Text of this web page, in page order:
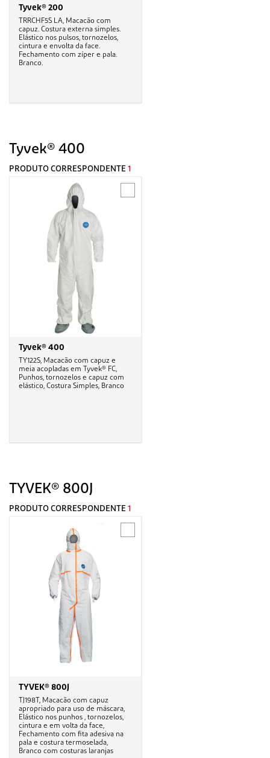
Tyvek® 200
TRRCHF5S LA, Macacão com
capuz. Costura externa simples.
Elástico nos pulsos, tornozelos,
cintura e envolta da face.
Fechamento com zíper e pala.
Branco.
Tyvek® 400
PRODUTO CORRESPONDENTE 1
Tyvek® 400
TY122S, Macacão com capuz e
meia acopladas em Tyvek® FC,
Punhos, tornozelos e capuz com
elástico, Costura Simples, Branco
TYVEK® 800J
PRODUTO CORRESPONDENTE 1
TYVEK® 800J
TJ198T, Macacão com capuz
apropriado para uso de máscara,
Elástico nos punhos , tornozelos,
cintura e em volta da face,
Fechamento com fita adesiva na
pala e costura termoselada,
Branco com costuras laranjas